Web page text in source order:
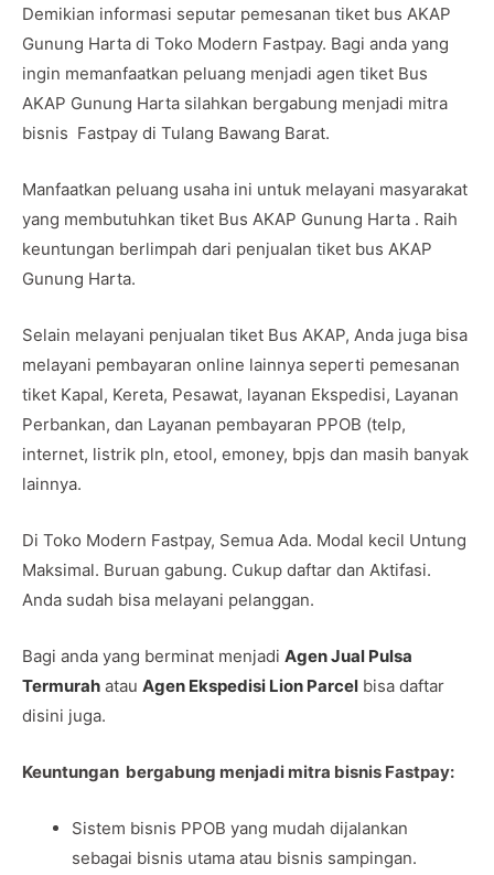
Demikian informasi seputar pemesanan tiket bus AKAP
Gunung Harta di Toko Modern Fastpay. Bagi anda yang
ingin memanfaatkan peluang menjadi agen tiket Bus
AKAP Gunung Harta silahkan bergabung menjadi mitra
bisnis Fastpay di Tulang Bawang Barat.
Manfaatkan peluang usaha ini untuk melayani masyarakat
yang membutuhkan tiket Bus AKAP Gunung Harta . Raih
keuntungan berlimpah dari penjualan tiket bus AKAP
Gunung Harta.
Selain melayani penjualan tiket Bus AKAP, Anda juga bisa
melayani pembayaran online lainnya seperti pemesanan
tiket Kapal, Kereta, Pesawat, layanan Ekspedisi, Layanan
Perbankan, dan Layanan pembayaran PPOB (telp,
internet, listrik pln, etool, emoney, bpjs dan masih banyak
lainnya.
Di Toko Modern Fastpay, Semua Ada. Modal kecil Untung
Maksimal. Buruan gabung. Cukup daftar dan Aktifasi.
Anda sudah bisa melayani pelanggan.
Bagi anda yang berminat menjadi Agen Jual Pulsa
Termurah atau Agen Ekspedisi Lion Parcel bisa daftar
disini juga.
Keuntungan bergabung menjadi mitra bisnis Fastpay:
Sistem bisnis PPOB yang mudah dijalankan
sebagai bisnis utama atau bisnis sampingan.